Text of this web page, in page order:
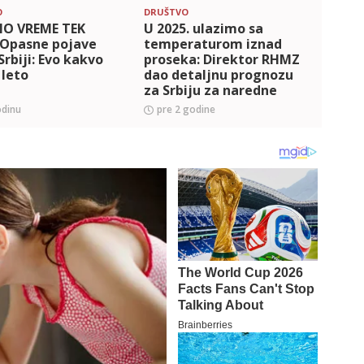
VREME TEK
Opasne pojave
Evo kakvo
DRUŠTVO
U 2025. ulazimo sa
temperaturom iznad
proseka: Direktor RHMZ
dao detaljnu prognozu
za Srbiju za naredne
dane
pre 2 godine